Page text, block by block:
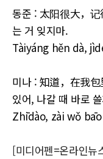
동준 : 太阳很大，
는 거 잊지마.
Tàiyáng hěn dà,
미나 : 知道，在我
있어, 나갈 때 바로
Zhīdào, zài wǒ
[미디어펜=온라인뉴